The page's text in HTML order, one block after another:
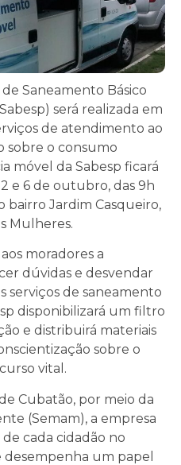
Saneamento Básico
será realizada em
de atendimento ao
sobre o consumo
móvel da Sabesp ficará
e 6 de outubro, das 9h
bairro Jardim Casqueiro,
Mulheres.
moradores a
dúvidas e desvendar
serviços de saneamento
disponibilizará um filtro
e distribuirá materiais
sobre o
vital.
Cubatão, por meio da
(Semam), a empresa
cada cidadão no
um papel